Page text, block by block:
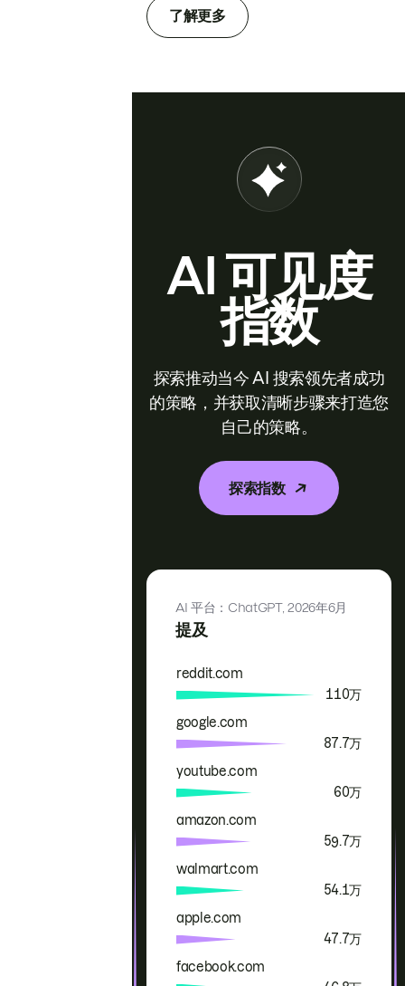
了解更多
AI 可见度
指数
探索推动当今 AI 搜索领先者成功
的策略，并获取清晰步骤来打造您
自己的策略。
探索指数
提及
AI 平台：ChatGPT,2026年6月
品牌 提及
reddit.com
110万
google.com
87.7万
youtube.com
60万
amazon.com
59.7万
walmart.com
54.1万
apple.com
47.7万
facebook.com